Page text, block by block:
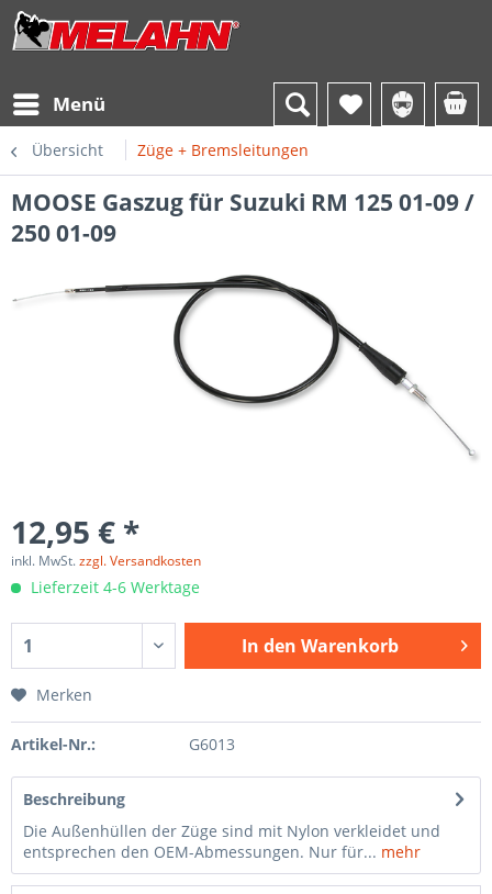
Menü
Übersicht Züge + Bremsleitungen
MOOSE Gaszug für Suzuki RM 125 01-09 /
250 01-09
12,95 € *
inkl. MwSt.zzgl. Versandkosten
Lieferzeit 4-6 Werktage
In den Warenkorb
Merken
Artikel-Nr.: G6013
Beschreibung
Die Außenhüllen der Züge sind mit Nylon verkleidet und
entsprechen den OEM-Abmessungen. Nur für... mehr